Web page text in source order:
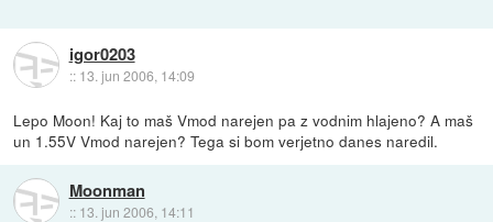
igor0203
:: 13. jun 2006, 14:09
Lepo Moon! Kaj to maš Vmod narejen pa z vodnim hlajeno? A maš
un 1.55V Vmod narejen? Tega si bom verjetno danes naredil.
Moonman
:: 13. jun 2006, 14:11